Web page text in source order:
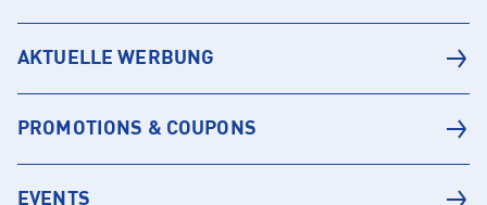
AKTUELLE WERBUNG
PROMOTIONS & COUPONS
EVENTS